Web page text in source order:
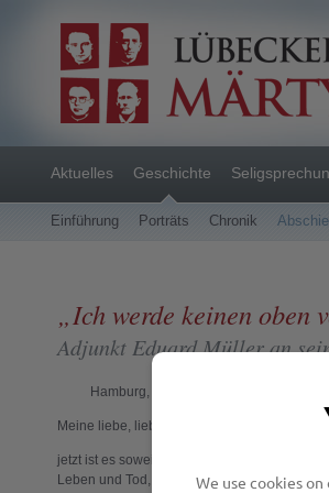
Aktuelles Geschichte
Einführung Porträts Chronik
„Ich werde keinen oben
Adjunkt Eduard Müller an
Hamburg, 10. November 1943
Meine liebe, liebe Lisbeth,
jetzt ist es soweit! In wenigen Stunden habe
Leben und Tod, Christus, mein König, holt
We use cookies